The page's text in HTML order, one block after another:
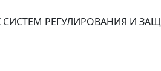
РЕГУЛИРОВАНИЯ И